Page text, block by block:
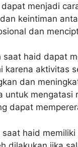
menjadi
keintiman
dan
saat haid dapat
karena aktivitas
dan
untuk
dapat
haid